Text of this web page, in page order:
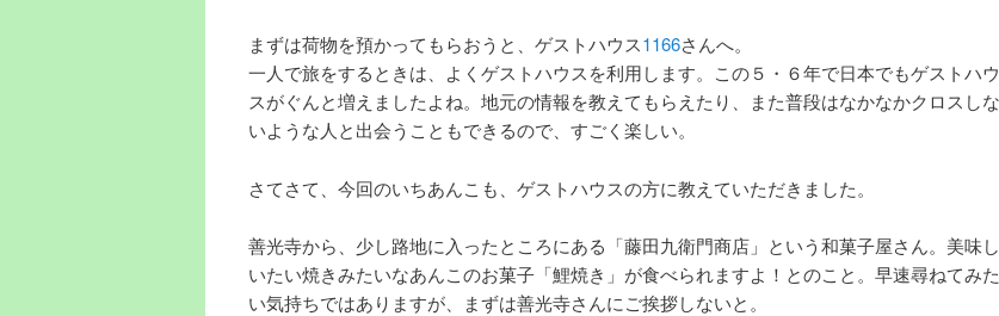
まずは荷物を預かってもらおうと、ゲストハウス1166さんへ。
一人で旅をするときは、よくゲストハウスを利用します。この５・６年で日本でもゲストハウ
スがぐんと増えましたよね。地元の情報を教えてもらえたり、また普段はなかなかクロスしな
いような人と出会うこともできるので、すごく楽しい。
さてさて、今回のいちあんこも、ゲストハウスの方に教えていただきました。
善光寺から、少し路地に入ったところにある「藤田九衛門商店」という和菓子屋さん。美味し
いたい焼きみたいなあんこのお菓子「鯉焼き」が食べられますよ！とのこと。早速尋ねてみた
い気持ちではありますが、まずは善光寺さんにご挨拶しないと。